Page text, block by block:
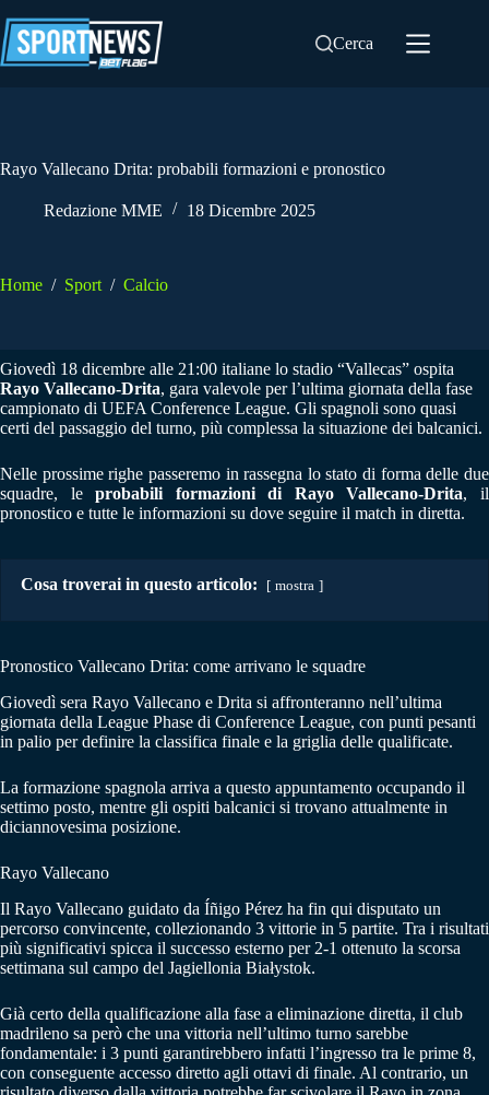
al
contenuto
Cerca
Rayo Vallecano Drita: probabili formazioni e pronostico
Redazione MME 18 Dicembre 2025
Home / Sport / Calcio
Giovedì 18 dicembre alle 21:00 italiane lo stadio “Vallecas” ospita
Rayo Vallecano-Drita, gara valevole per l’ultima giornata della fase
campionato di UEFA Conference League. Gli spagnoli sono quasi
certi del passaggio del turno, più complessa la situazione dei balcanici.
Nelle prossime righe passeremo in rassegna lo stato di forma delle due
squadre, leprobabili formazioni di Rayo Vallecano-Drita, il
pronostico e tutte le informazioni su dove seguire il match in diretta.
Cosa troverai in questo articolo: mostra
Pronostico Vallecano Drita: come arrivano le squadre
Giovedì sera Rayo Vallecano e Drita si affronteranno nell’ultima
giornata della League Phase di Conference League, con punti pesanti
in palio per definire la classifica finale e la griglia delle qualificate.
La formazione spagnola arriva a questo appuntamento occupando il
settimo posto, mentre gli ospiti balcanici si trovano attualmente in
diciannovesima posizione.
Rayo Vallecano
Il Rayo Vallecano guidato da Íñigo Pérez ha fin qui disputato un
percorso convincente, collezionando 3 vittorie in 5 partite. Tra i risultati
più significativi spicca il successo esterno per 2-1 ottenuto la scorsa
settimana sul campo del Jagiellonia Białystok.
Già certo della qualificazione alla fase a eliminazione diretta, il club
madrileno sa però che una vittoria nell’ultimo turno sarebbe
fondamentale: i 3 punti garantirebbero infatti l’ingresso tra le prime 8,
con conseguente accesso diretto agli ottavi di finale. Al contrario, un